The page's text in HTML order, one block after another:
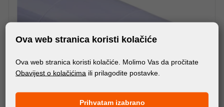
Ova web stranica koristi kolačiće
Ova web stranica koristi kolačiće. Molimo Vas da pročitate
Obavijest o kolačićima ili prilagodite postavke.
Prihvatam izabrano